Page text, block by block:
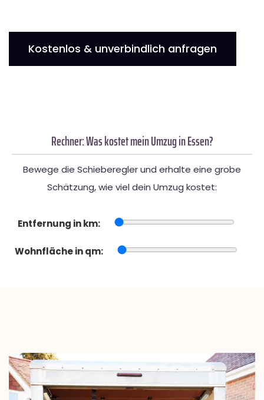
Kostenlos & unverbindlich anfragen
Rechner: Was kostet mein Umzug in Essen?
Bewege die Schieberegler und erhalte eine grobe
Schätzung, wie viel dein Umzug kostet:
Entfernung in km:
Wohnfläche in qm: